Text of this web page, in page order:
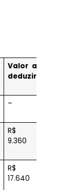
Valor a
deduzir
–
R$
9.360
R$
17.640